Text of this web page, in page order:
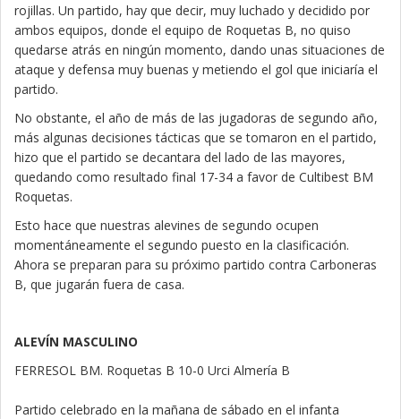
rojillas. Un partido, hay que decir, muy luchado y decidido por
ambos equipos, donde el equipo de Roquetas B, no quiso
quedarse atrás en ningún momento, dando unas situaciones de
ataque y defensa muy buenas y metiendo el gol que iniciaría el
partido.
No obstante, el año de más de las jugadoras de segundo año,
más algunas decisiones tácticas que se tomaron en el partido,
hizo que el partido se decantara del lado de las mayores,
quedando como resultado final 17-34 a favor de Cultibest BM
Roquetas.
Esto hace que nuestras alevines de segundo ocupen
momentáneamente el segundo puesto en la clasificación.
Ahora se preparan para su próximo partido contra Carboneras
B, que jugarán fuera de casa.
ALEVÍN MASCULINO
FERRESOL BM. Roquetas B 10-0 Urci Almería B
Partido celebrado en la mañana de sábado en el infanta